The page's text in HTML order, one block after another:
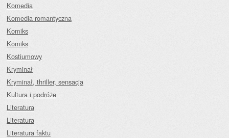
Komedia
Komedia romantyczna
Komiks
Komiks
Kostiumowy
Kryminał
Kryminał, thriller, sensacja
Kultura i podróże
Literatura
Literatura
Literatura faktu